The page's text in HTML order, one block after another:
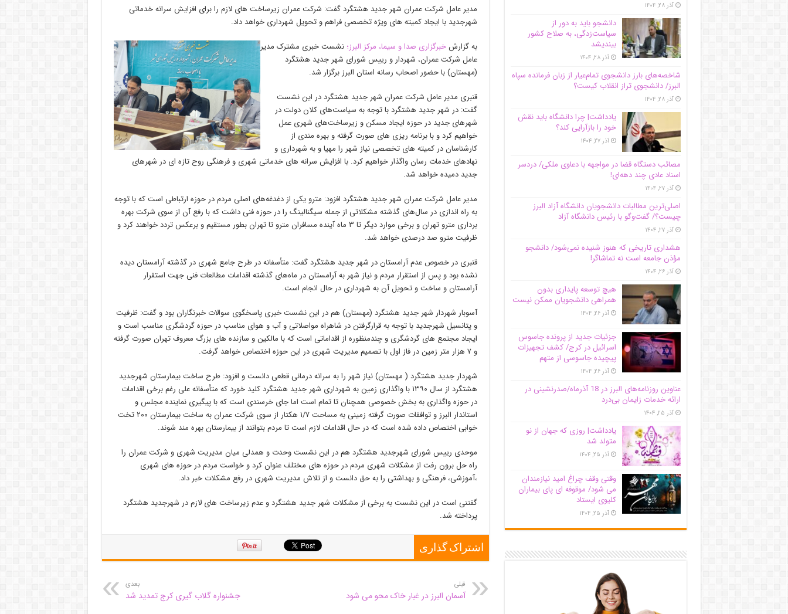
مدیر عامل شرکت عمران شهر جدید هشتگرد گفت: شرکت عمران زیرساخت های لازم را برای افزایش سرانه خدماتی
شهرجدید با ایجاد کمیته های ویژه تخصصی فراهم و تحویل شهرداری خواهد داد.
به گزارشخبرگزاری صدا و سیما، مرکز البرز؛ نشست خبری مشترک مدیر
عامل شرکت عمران، شهردار و رییس شورای شهر جدید هشتگرد
(مهستان) با حضور اصحاب رسانه استان البرز برگزار شد.
قنبری مدیر عامل شرکت عمران شهر جدید هشتگرد در این نشست
گفت: در شهر جدید هشتگرد با توجه به سیاست‌های کلان دولت در
شهرهای جدید در حوزه ایجاد مسکن و زیرساخت‌های شهری عمل
خواهیم کرد و با برنامه ریزی های صورت گرفته و بهره مندی از
کارشناسان در کمیته‌ های تخصصی نیاز شهر را مهیا و به شهرداری و
نهادهای خدمات رسان واگذار خواهیم کرد. با افزایش سرانه های خدماتی شهری و فرهنگی روح تازه ای در شهرهای
جدید دمیده خواهد شد.
مدیر عامل شرکت عمران شهر جدید هشتگرد افزود: مترو یکی از دغدغه‌های اصلی مردم در حوزه ارتباطی است که با توجه
به راه اندازی در سال‌های گذشته مشکلاتی از جمله سیگنالینگ را در حوزه فنی داشت که با رفع آن از سوی شرکت بهره
برداری مترو تهران و برخی موارد دیگر تا ۳ ماه آینده مسافران مترو تا تهران بطور مستقیم و برعکس تردد خواهند کرد و
ظرفیت مترو صد درصدی خواهد شد.
قنبری در خصوص عدم آرامستان در شهر جدید هشتگرد گفت: متأسفانه در طرح جامع شهری در گذشته آرامستان دیده
نشده بود و پس از استقرار مردم و نیاز شهر به آرامستان در ماه‌های گذشته اقدامات مطالعات فنی جهت استقرار
آرامستان و ساخت و تحویل آن به شهرداری در حال انجام است.
آسوبار شهردار شهر جدید هشتگرد (مهستان) هم در این نشست خبری پاسخگوی سوالات خبرنگاران بود و گفت: ظرفیت
و پتانسیل شهرجدید با توجه به قرارگرفتن در شاهراه مواصلاتی و آب و هوای مناسب در حوزه گردشگری مناسب است و
ایجاد مجتمع های گردشگری و چندمنظوره از اقداماتی است که با مالکین و سازنده های بزرگ معروف تهران صورت گرفته
و ۷ هزار متر زمین در فاز اول با تصمیم مدیریت شهری در این حوزه اختصاص خواهد گرفت.
شهردار جدید هشتگرد ( مهستان) نیاز شهر را به سرانه درمانی قطعی دانست و افزود: طرح ساخت بیمارستان شهرجدید
هشتگرد از سال ۱۳۹۰ با واگذاری زمین به شهرداری شهر جدید هشتگرد کلید خورد که متأسفانه علی رغم برخی اقدامات
در حوزه واگذاری به بخش خصوصی همچنان تا تمام است اما جای خرسندی است که با پیگیری نماینده مجلس و
استاندار البرز و توافقات صورت گرفته زمینی به مساحت ۱/۷ هکتار از سوی شرکت عمران به ساخت بیمارستان ۲۰۰ تخت
خوابی اختصاص داده شده است که در حال اقدامات لازم است تا مردم بتوانند از بیمارستان بهره مند شوند.
موحدی رییس شورای شهرجدید هشتگرد هم در این نشست وحدت و همدلی میان مدیریت شهری و شرکت عمران را
راه حل برون رفت از مشکلات شهری مردم در حوزه های مختلف عنوان کرد و خواست مردم در حوزه های شهری
،آموزشی، فرهنگی و بهداشتی را به حق دانست و از تلاش مدیریت شهری در رفع مشکلات خبر داد.
گفتنی است در این نشست به برخی از مشکلات شهر جدید هشتگرد و عدم زیرساخت های لازم در شهرجدید هشتگرد
پرداخته شد.
اشتراک گذاری
قبلی
آسمان البرز در غبار خاک محو می شود
بعدی
جشنواره گلاب گیری کرج تمدید شد
آذر ۲۸, ۱۴۰۴
دانشجو باید به دور از
سیاست‌زدگی، به صلاح کشور
بیندیشد
آذر ۲۸, ۱۴۰۴
شاخصه‌های بارز دانشجوی تمام‌عیار از زبان فرمانده سپاه
البرز/ دانشجوی تراز انقلاب کیست؟
آذر ۲۸, ۱۴۰۴
یادداشت| چرا دانشگاه باید نقش
خود را بازآرایی کند؟
آذر ۲۷, ۱۴۰۴
مصائب دستگاه قضا در مواجهه با دعاوی ملکی/ دردسر
اسناد عادی چند‌ دهه‌ای!
آذر ۲۷, ۱۴۰۴
اصلی‌ترین مطالبات دانشجویان دانشگاه آزاد البرز
چیست؟/ گفت‌وگو با رئیس دانشگاه آز‌اد
آذر ۲۷, ۱۴۰۴
هشداری تاریخی که هنوز شنیده نمی‌شود/ دانشجو
مؤذن جامعه است نه تماشاگر!
آذر ۲۶, ۱۴۰۴
هیچ توسعه پایداری بدون
همراهی دانشجویان ممکن نیست
آذر ۲۶, ۱۴۰۴
جزئیات جدید از پرونده جاسوس
اسرائیل در کرج/‌ کشف تجهیزات
پیچیده جاسوسی از متهم
آذر ۲۶, ۱۴۰۴
عناوین روزنامه‌های البرز در ‌18 آذرماه/صدرنشینی در
ارائه خدمات زایمان بی‌درد
آذر ۲۵, ۱۴۰۴
یادداشت| روزی که جهان از نو
متولد شد
آذر ۲۵, ۱۴۰۴
وقتی وقف چراغ امید نیازمندان
می شود/ موقوفه ای پای بیماران
کلیوی ایستاد
آذر ۲۵, ۱۴۰۴